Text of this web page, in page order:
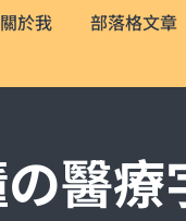
關於我 部落格文章
醫療